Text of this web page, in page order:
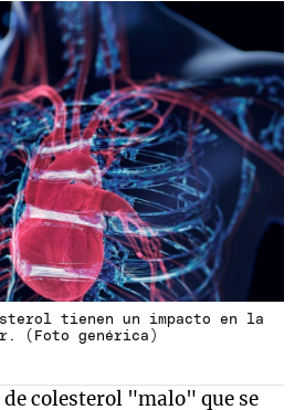
tienen un impacto en la
(Foto genérica)
colesterol "malo" que se